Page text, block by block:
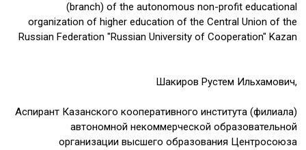
(branch) of the autonomous non-profit educational
organization of higher education of the Central Union of the
Russian Federation "Russian University of Cooperation" Kazan
Шакиров Рустем Ильхамович,
Аспирант Казанского кооперативного института (филиала)
автономной некоммерческой образовательной
организации высшего образования Центросоюза